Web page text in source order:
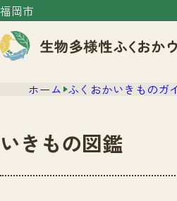
福岡市
センター紹介
ホーム ふくおかいきものガ
いきもの図鑑